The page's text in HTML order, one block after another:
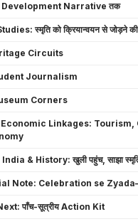
Development Narrative तक
स्मृति को क्रियान्वयन से जोड़ने की
Circuits
Journalism
Corners
Linkages: Tourism,
& History: खुली पहुंच, साझा
Note: Celebration se
पाँच-सूत्रीय Action Kit